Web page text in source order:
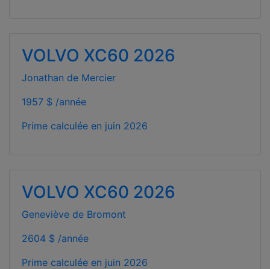
VOLVO XC60 2026
Jonathan de Mercier
1957 $ /année
Prime calculée en juin 2026
VOLVO XC60 2026
Geneviève de Bromont
2604 $ /année
Prime calculée en juin 2026